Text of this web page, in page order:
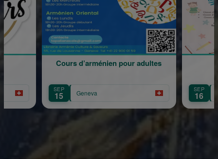
pour adultes Rentrée Scolaire